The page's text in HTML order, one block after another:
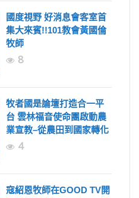
國度視野 好消息會客室首
集大來賓!!101教會黃國倫
牧師
8
牧者國是論壇打造合一平
台 雲林福音使命團啟動農
業宣教–從農田到國家轉化
4
寇紹恩牧師在GOOD TV開